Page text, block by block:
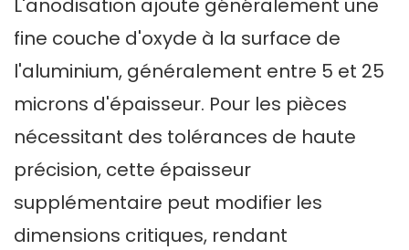
L'anodisation ajoute généralement une
fine couche d'oxyde à la surface de
l'aluminium, généralement entre 5 et 25
microns d'épaisseur. Pour les pièces
nécessitant des tolérances de haute
précision, cette épaisseur
supplémentaire peut modifier les
dimensions critiques, rendant